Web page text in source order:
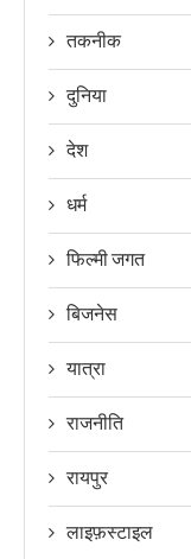
तकनीक
दुनिया
देश
धर्म
फिल्मी जगत
बिजनेस
यात्रा
राजनीति
रायपुर
लाइफ़स्टाइल